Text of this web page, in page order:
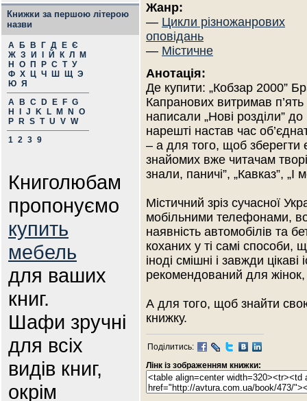
Книжки за першою літерою
назви
А Б В Г Д Е Є
Ж З И Й К Л
М
Н
О П Р С Т У
Ф Х Ц Ч Ш Щ Э
Ю Я
A
B C D E F G
H
J K L M N
O
P
R S T U V W
1 2 3 9
Книголюбам
пропонуємо
купить
мебель
для ваших
книг.
Шафи зручні
для всіх
видів книг,
окрім
Жанр:
— Цикли різножанрових
оповідань
— Містичне
Анотація:
Де купити: „Кобзар 2000”
Капранових витримав
написали „Нові розділи”
нарешті настав час
– а для того, щоб
знайомих вже читачам
знали, паничі”, „Кавказ”,
Містичний зріз сучасної
мобільними телефонами,
наявність автомобілів та
коханих у ті самі способи,
іноді смішні і завжди
рекомендований для
А для того, щоб знайти
книжку.
Поділитись:
Лінк із зображенням книжки: